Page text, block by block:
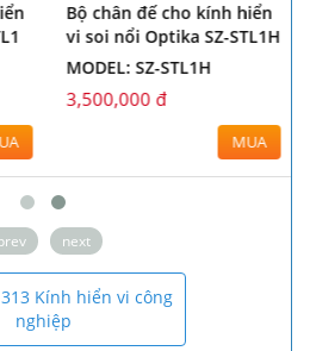
Bộ chân đế cho kính hiển
vi soi nổi Optika SZ-STL1H
MODEL: SZ-STL1H
3,500,000 đ
MUA
next
Kính hiển vi công
nghiệp